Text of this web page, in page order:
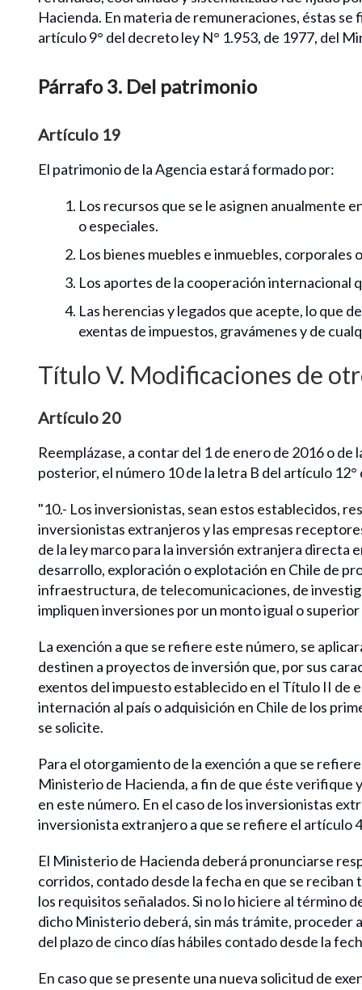
Hacienda. En materia de remuneraciones, éstas
artículo 9° del decreto ley N° 1.953, de 1977, del
Párrafo 3. Del patrimonio
Artículo 19
El patrimonio de la Agencia estará formado por:
Los recursos que se le asignen anualmente
o especiales.
Los bienes muebles e inmuebles,
Los aportes de la cooperación internacional
Las herencias y legados que acepte, lo que
exentas de impuestos, gravámenes y de
Título V. Modificaciones de
Artículo 20
Reemplázase, a contar del 1 de enero de 2016 o
posterior, el número 10 de la letra B del artículo
"10.- Los inversionistas, sean estos establecidos,
inversionistas extranjeros y las empresas
de la ley marco para la inversión extranjera directa
desarrollo, exploración o explotación en Chile de
infraestructura, de telecomunicaciones, de
impliquen inversiones por un monto igual o
La exención a que se refiere este número, se
destinen a proyectos de inversión que, por sus
exentos del impuesto establecido en el Título II de
internación al país o adquisición en Chile de los
se solicite.
Para el otorgamiento de la exención a que se
Ministerio de Hacienda, a fin de que éste
en este número. En el caso de los inversionistas
inversionista extranjero a que se refiere el artículo
El Ministerio de Hacienda deberá pronunciarse
corridos, contado desde la fecha en que se
los requisitos señalados. Si no lo hiciere al término
dicho Ministerio deberá, sin más trámite, proceder
del plazo de cinco días hábiles contado desde la
En caso que se presente una nueva solicitud de